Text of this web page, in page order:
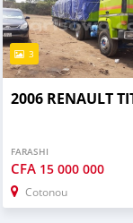
3
2006 RENAULT
FARASHI
CFA 15 000 000
Cotonou